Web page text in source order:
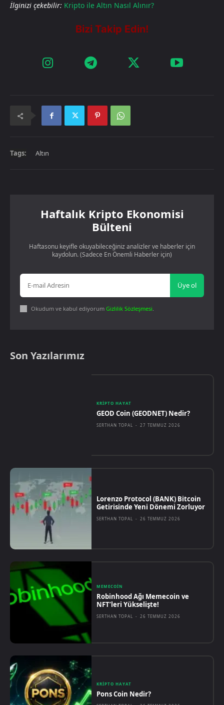
İlginizi çekebilir: Kripto ile Altın Nasıl Alınır?
Tags: Altın
Haftalık Kripto Ekonomisi
Bülteni
Haftasonu keyifle okuyabileceğiniz analizler ve haberler için
kaydolun. (Sadece En Önemli Haberler için)
Üye ol
Okudum ve kabul ediyorum Gizlilik Sözleşmesi.
Son Yazılarımız
KRIPTO HAYAT
GEOD Coin (GEODNET) Nedir?
SERTHAN TOPAL - 27 TEMMUZ 2026
Lorenzo Protocol (BANK) Bitcoin
Getirisinde Yeni Dönemi Zorluyor
SERTHAN TOPAL - 26 TEMMUZ 2026
MEMECOIN
Robinhood Ağı Memecoin ve
NFT’leri Yükselişte!
SERTHAN TOPAL - 26 TEMMUZ 2026
KRIPTO HAYAT
Pons Coin Nedir?